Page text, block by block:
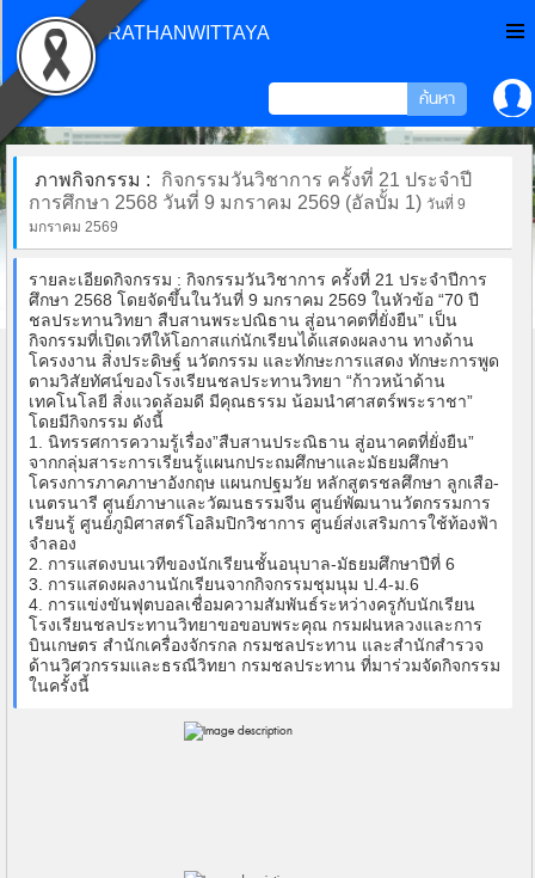
CHONPRATHANWITTAYA
ภาพกิจกรรม :
กิจกรรมวันวิชาการ ครั้งที่ 21 ประจำปี
การศึกษา 2568 วันที่ 9 มกราคม 2569 (อัลบั้ม 1)วันที่ 9
มกราคม 2569
รายละเอียดกิจกรรม : กิจกรรมวันวิชาการ ครั้งที่ 21 ประจำปีการ
ศึกษา 2568 โดยจัดขึ้นในวันที่ 9 มกราคม 2569 ในหัวข้อ “70 ปี
ชลประทานวิทยา สืบสานพระปณิธาน สู่อนาคตที่ยั่งยืน” เป็น
กิจกรรมที่เปิดเวทีให้โอกาสแก่นักเรียนได้แสดงผลงาน ทางด้าน
โครงงาน สิ่งประดิษฐ์ นวัตกรรม และทักษะการแสดง ทักษะการพูด
ตามวิสัยทัศน์ของโรงเรียนชลประทานวิทยา “ก้าวหน้าด้าน
เทคโนโลยี สิ่งแวดล้อมดี มีคุณธรรม น้อมนำศาสตร์พระราชา”
โดยมีกิจกรรม ดังนี้
1. นิทรรศการความรู้เรื่อง”สืบสานประณิธาน สู่อนาคตที่ยั่งยืน”
จากกลุ่มสาระการเรียนรู้แผนกประถมศึกษาและมัธยมศึกษา
โครงการภาคภาษาอังกฤษ แผนกปฐมวัย หลักสูตรชลศึกษา ลูกเสือ-
เนตรนารี ศูนย์ภาษาและวัฒนธรรมจีน ศูนย์พัฒนานวัตกรรมการ
เรียนรู้ ศูนย์ภูมิศาสตร์โอลิมปิกวิชาการ ศูนย์ส่งเสริมการใช้ท้องฟ้า
จำลอง
2. การแสดงบนเวทีของนักเรียนชั้นอนุบาล-มัธยมศึกษาปีที่ 6
3. การแสดงผลงานนักเรียนจากกิจกรรมชุมนุม ป.4-ม.6
4. การแข่งขันฟุตบอลเชื่อมความสัมพันธ์ระหว่างครูกับนักเรียน
โรงเรียนชลประทานวิทยาขอขอบพระคุณ กรมฝนหลวงและการ
บินเกษตร สำนักเครื่องจักรกล กรมชลประทาน และสำนักสำรวจ
ด้านวิศวกรรมและธรณีวิทยา กรมชลประทาน ที่มาร่วมจัดกิจกรรม
ในครั้งนี้